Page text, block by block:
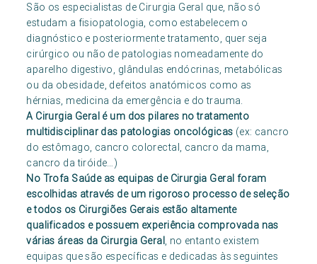
São os especialistas de Cirurgia Geral que, não só
estudam a fisiopatologia, como estabelecem o
diagnóstico e posteriormente tratamento, quer seja
cirúrgico ou não de patologias nomeadamente do
aparelho digestivo, glândulas endócrinas, metabólicas
ou da obesidade, defeitos anatómicos como as
hérnias, medicina da emergência e do trauma.
A Cirurgia Geral é um dos pilares no tratamento
multidisciplinar das patologias oncológicas (ex: cancro
do estômago, cancro colorectal, cancro da mama,
cancro da tiróide…)
No Trofa Saúde as equipas de Cirurgia Geral foram
escolhidas através de um rigoroso processo de seleção
e todos os Cirurgiões Gerais estão altamente
qualificados e possuem experiência comprovada nas
várias áreas da Cirurgia Geral , no entanto existem
equipas que são específicas e dedicadas às seguintes